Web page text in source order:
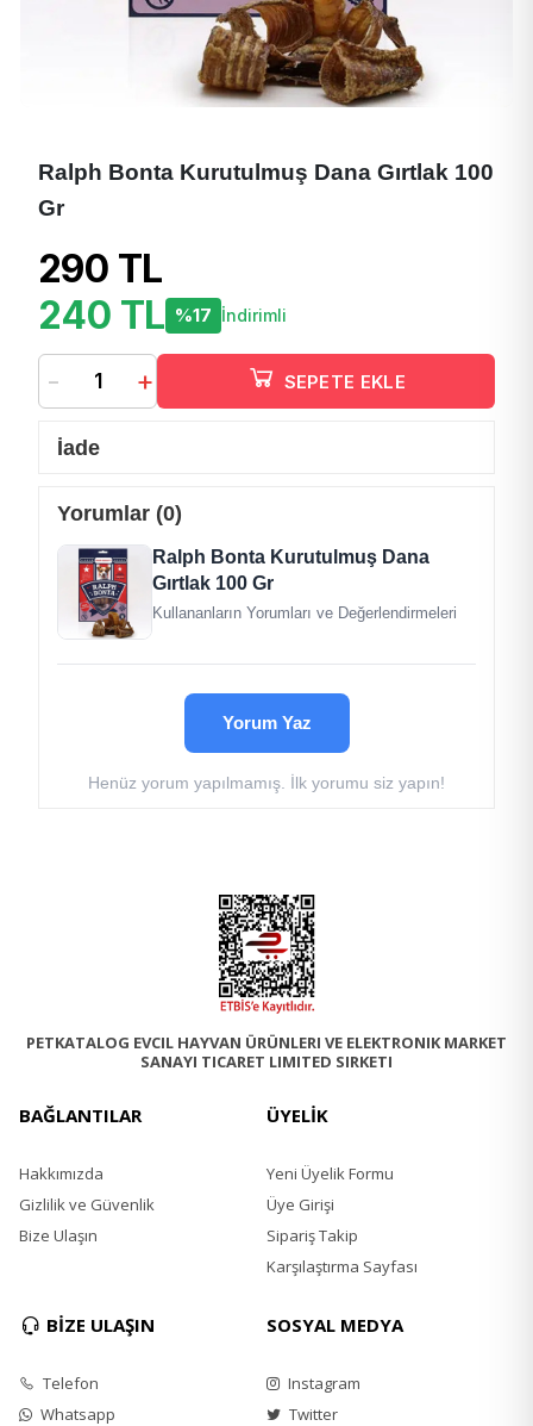
Ralph Bonta Kurutulmuş Dana Gırtlak 100
Gr
290 TL
240 TL %17 İndirimli
- + SEPETE EKLE
İade
Yorumlar (0)
Ralph Bonta Kurutulmuş Dana
Gırtlak 100 Gr
Kullananların Yorumları ve Değerlendirmeleri
Yorum Yaz
Henüz yorum yapılmamış. İlk yorumu siz yapın!
PETKATALOG EVCIL HAYVAN ÜRÜNLERI VE ELEKTRONIK MARKET
SANAYI TICARET LIMITED SIRKETI
BAĞLANTILAR
Hakkımızda
Gizlilik ve Güvenlik
Bize Ulaşın
ÜYELİK
Yeni Üyelik Formu
Üye Girişi
Sipariş Takip
Karşılaştırma Sayfası
BİZE ULAŞIN
Telefon
Whatsapp
SOSYAL MEDYA
Instagram
Twitter